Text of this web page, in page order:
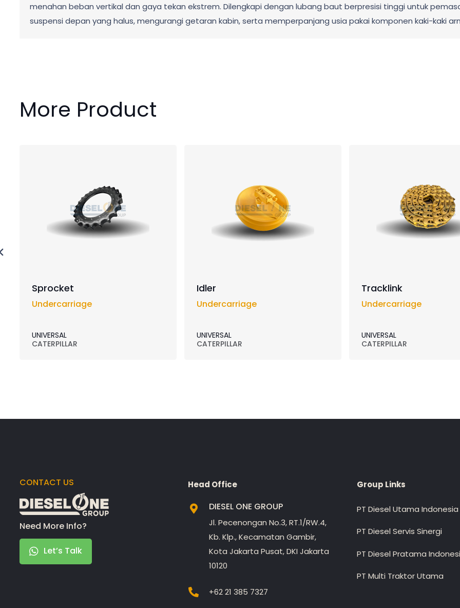
menahan beban vertikal dan gaya tekan ekstrem. Dilengkapi dengan lubang baut berpresisi tinggi untuk
suspensi depan yang halus, mengurangi getaran kabin, serta memperpanjang usia pakai komponen kaki-kaki
More Product
Sprocket
Undercarriage
UNIVERSAL
CATERPILLAR
Idler
Undercarriage
UNIVERSAL
CATERPILLAR
Tracklink
Undercarriage
UNIVERSAL
CATERPILLAR
CONTACT US
Need More Info?
Let’s Talk
Head Office
DIESEL ONE GROUP
Jl. Pecenongan No.3, RT.1/RW.4,
Kb. Klp., Kecamatan Gambir,
Kota Jakarta Pusat, DKI Jakarta
10120
+62 21 385 7327
Group Links
PT Diesel Utama Indonesia
PT Diesel Servis Sinergi
PT Diesel Pratama
PT Multi Traktor Utama